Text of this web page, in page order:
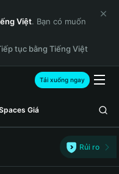
Việt. Bạn có muốn
tục bằng Tiếng Việt
Tải xuống ngay
Giá
Rủi ro